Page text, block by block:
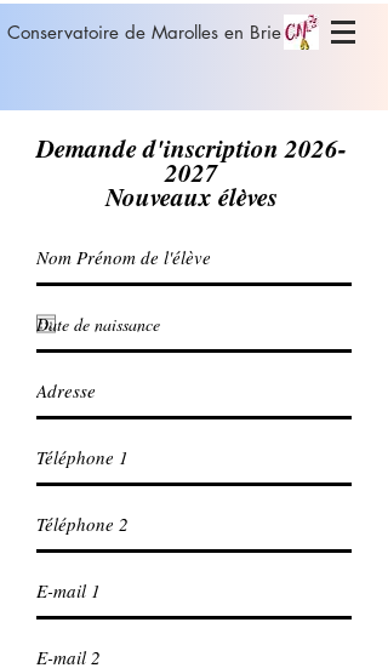
Conservatoire de Marolles en Brie
Demande d'inscription2026-
2027
Nouveaux élèves